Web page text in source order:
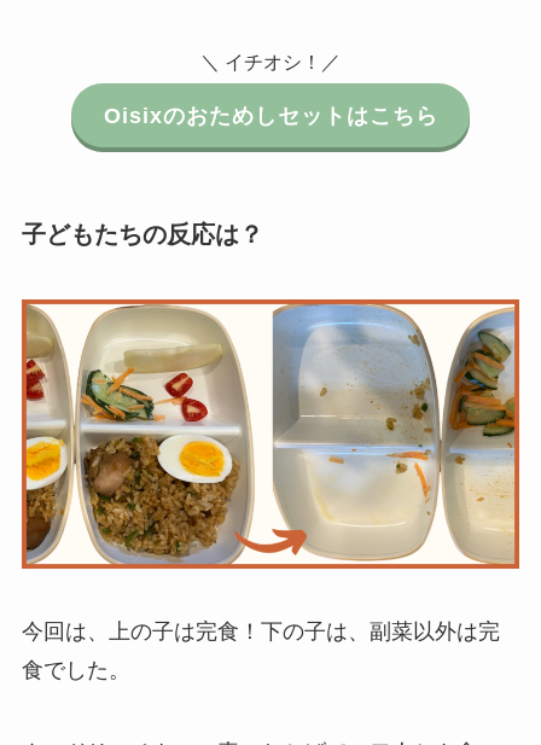
＼ イチオシ！／
Oisixのおためしセットはこちら
子どもたちの反応は？
今回は、上の子は完食！下の子は、副菜以外は完
食でした。